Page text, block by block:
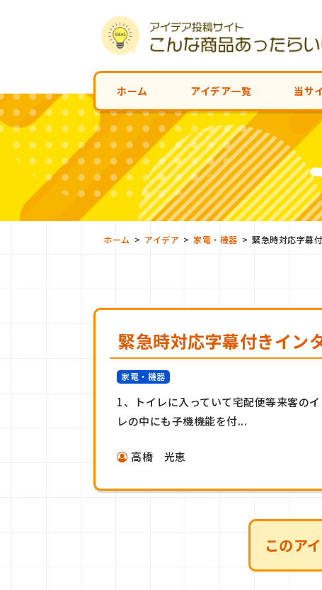
ホーム アイデア一覧 当サ
ホーム > アイデア > 家電・機器 > 緊急時対応字幕
緊急時対応字幕付きイン
家電・機器
1、トイレに入っていて宅配便等来客の
レの中にも子機機能を付...
高橋 光恵
このア